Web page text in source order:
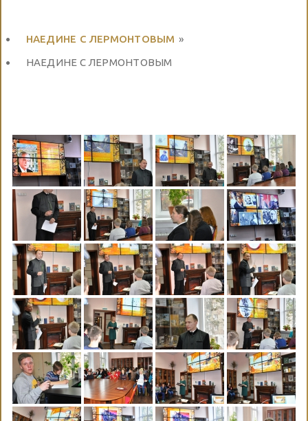
НАЕДИНЕ С ЛЕРМОНТОВЫМ »
НАЕДИНЕ С ЛЕРМОНТОВЫМ